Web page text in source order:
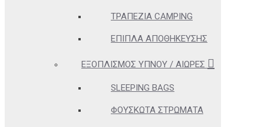
ΤΡΑΠΈΖΙΑ CAMPING
ΈΠΙΠΛΑ ΑΠΟΘΉΚΕΥΣΗΣ
ΕΞΟΠΛΙΣΜΌΣ ΎΠΝΟΥ / ΑΙΏΡΕΣ
SLEEPING BAGS
ΦΟΥΣΚΩΤΆ ΣΤΡΏΜΑΤΑ